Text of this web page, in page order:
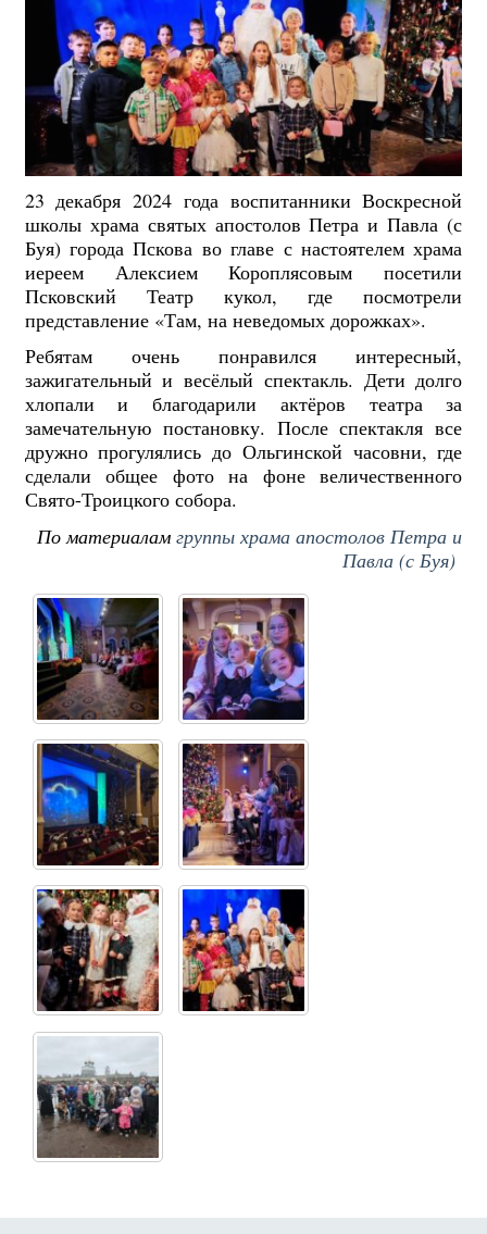
23 декабря 2024 года воспитанники Воскресной
школы храма святых апостолов Петра и Павла (с
Буя) города Пскова во главе с настоятелем храма
иереем Алексием Короплясовым посетили
Псковский Театр кукол, где посмотрели
представление «Там, на неведомых дорожках».
Ребятам очень понравился интересный,
зажигательный и весёлый спектакль. Дети долго
хлопали и благодарили актёров театра за
замечательную постановку. После спектакля все
дружно прогулялись до Ольгинской часовни, где
сделали общее фото на фоне величественного
Свято-Троицкого собора.
По материаламгруппы храма апостолов Петра и
Павла (с Буя)